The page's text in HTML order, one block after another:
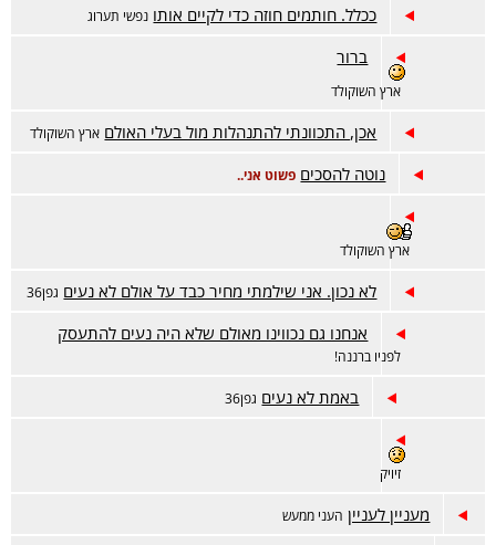
ככלל. חותמים חוזה כדי לקיים אותו נפשי תערוג
ברור
ארץ השוקולד
אכן, התכוונתי להתנהלות מול בעלי האולם ארץ השוקולד
נוטה להסכים פשוט אני..
ארץ השוקולד
לא נכון. אני שילמתי מחיר כבד על אולם לא נעים גפן36
אנחנו גם נכווינו מאולם שלא היה נעים להתעסק
לפניו ברננה!
באמת לא נעים גפן36
זיויק
מעניין לעניין העני ממעש